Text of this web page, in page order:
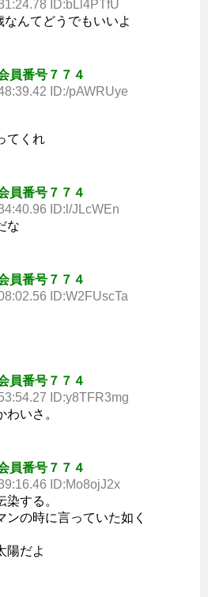
ID:bLl4PTfU
んてどうでもいいよ
員番号７７４
ID:/pAWRUye
てくれ
員番号７７４
ID:l/JLcWEn
な
員番号７７４
ID:W2FUscTa
員番号７７４
ID:y8TFR3mg
いさ。
員番号７７４
ID:Mo8ojJ2x
染する。
ンの時に言っていた如く
陽だよ